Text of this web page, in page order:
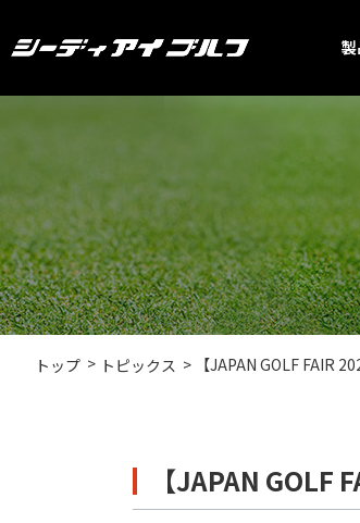
トップ トピックス 【JAPAN GOLF FAIR
【JAPAN GOLF